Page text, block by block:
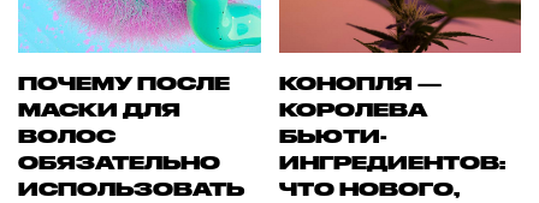
ПОЧЕМУ ПОСЛЕ
МАСКИ ДЛЯ
ВОЛОС
ОБЯЗАТЕЛЬНО
ИСПОЛЬЗОВАТЬ
КОНОПЛЯ —
КОРОЛЕВА
БЬЮТИ-
ИНГРЕДИЕНТОВ:
ЧТО НОВОГО,